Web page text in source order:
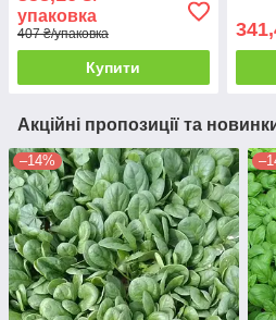
упаковка
407 ₴/упаковка
Купити
Акційні пропозиції та
–14%